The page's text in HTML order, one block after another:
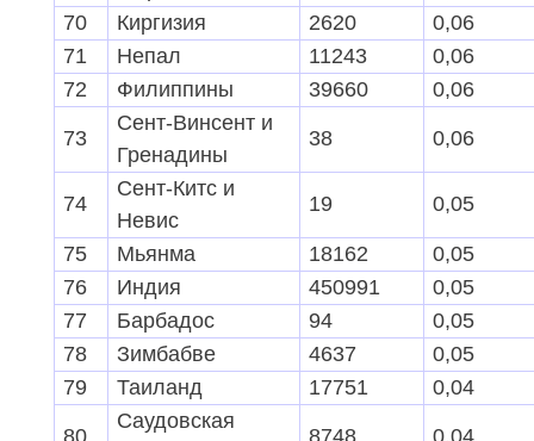
101
Кувейт 1
0,00
102
Уругвай 1
0,00
103
Замбия 1
0,00
104
Киргизия 1
0,00
105
Зимбабве 1
0,00
106
Уганда 1
0,00
107
Кипр 1 0,00
108
Демократическая
Республика Конго
1 0,00
109 Мавритания 1
0,00
110
Гамбия 1
0,00
111
Новая Каледония 1
0,00
Остальные
0
70
Киргизия 2620
0,06
71
Непал 11243
0,06
72
Филиппины 39660 0,06
73
Сент-Винсент и
Гренадины
38 0,06
74
Сент-Китс и
Невис
19 0,05
75 Мьянма 18162
0,05
76
Индия 450991
0,05
77
Барбадос 94
0,05
78
Зимбабве 4637
0,05
79
Таиланд 17751 0,04
80
Саудовская
8748 0,04